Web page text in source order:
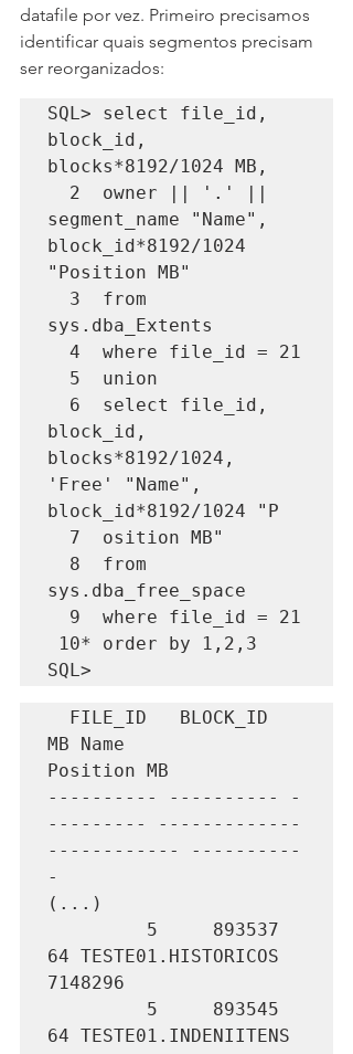
datafile por vez. Primeiro precisamos
identificar quais segmentos precisam
ser reorganizados:
SQL> select file_id,
block_id,
blocks*8192/1024 MB,
segment_name "Name",
block_id*8192/1024
"Position MB"
sys.dba_Extents
block_id,
blocks*8192/1024,
'Free' "Name",
block_id*8192/1024 "P
sys.dba_free_space
SQL>
MB Name
Position MB
---------- ---------- -
--------- -------------
------------ ----------
-
(...)
64 TESTE01.HISTORICOS
7148296
64 TESTE01.INDENIITENS